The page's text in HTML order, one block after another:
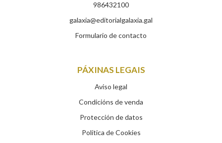
986432100
galaxia@editorialgalaxia.gal
Formulario de contacto
PÁXINAS LEGAIS
Aviso legal
Condicións de venda
Protección de datos
Política de Cookies